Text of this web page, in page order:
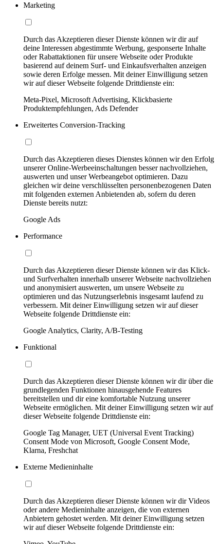
Marketing
Durch das Akzeptieren dieser Dienste können wir dir auf
deine Interessen abgestimmte Werbung, gesponserte Inhalte
oder Rabattaktionen für unsere Webseite oder Produkte
basierend auf deinem Surf- und Einkaufsverhalten anzeigen
sowie deren Erfolge messen. Mit deiner Einwilligung setzen
wir auf dieser Webseite folgende Drittdienste ein:
Meta-Pixel, Microsoft Advertising, Klickbasierte
Produktempfehlungen, Ads Defender
Erweitertes Conversion-Tracking
Durch das Akzeptieren dieses Dienstes können wir den Erfolg
unserer Online-Werbeeinschaltungen besser nachvollziehen,
auswerten und unser Werbeangebot optimieren. Dazu
gleichen wir deine verschlüsselten personenbezogenen Daten
mit folgenden externen Anbietenden ab, sofern du deren
Dienste bereits nutzt:
Google Ads
Performance
Durch das Akzeptieren dieser Dienste können wir das Klick-
und Surfverhalten innerhalb unserer Webseite nachvollziehen
und anonymisiert auswerten, um unsere Webseite zu
optimieren und das Nutzungserlebnis insgesamt laufend zu
verbessern. Mit deiner Einwilligung setzen wir auf dieser
Webseite folgende Drittdienste ein:
Google Analytics, Clarity, A/B-Testing
Funktional
Durch das Akzeptieren dieser Dienste können wir dir über die
grundlegenden Funktionen hinausgehende Features
bereitstellen und dir eine komfortable Nutzung unserer
Webseite ermöglichen. Mit deiner Einwilligung setzen wir auf
dieser Webseite folgende Drittdienste ein:
Google Tag Manager, UET (Universal Event Tracking)
Consent Mode von Microsoft, Google Consent Mode,
Klarna, Freshchat
Externe Medieninhalte
Durch das Akzeptieren dieser Dienste können wir dir Videos
oder andere Medieninhalte anzeigen, die von externen
Anbietern gehostet werden. Mit deiner Einwilligung setzen
wir auf dieser Webseite folgende Drittdienste ein: